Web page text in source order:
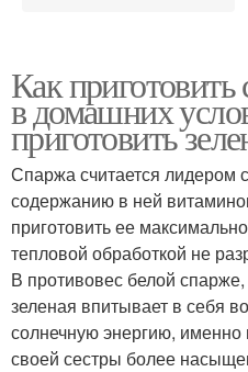
Зеленая спаржа
Как
в домашних
приготовить
Спаржа считается лидером
содержанию в ней
приготовить ее
тепловой обработкой не
В противовес белой
зеленая впитывает в себя
солнечную энергию, именно
своей сестры более